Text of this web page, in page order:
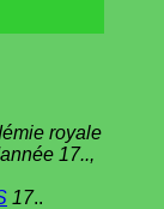
royale
17..,
17..